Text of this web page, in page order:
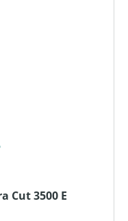
Cut 3500 E